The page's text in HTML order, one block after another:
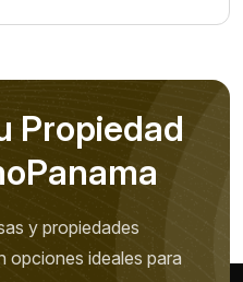
Propiedad
oPanama
y propiedades
opciones ideales para